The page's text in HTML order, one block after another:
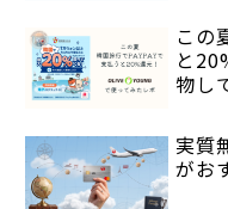
この
と
物し
実質
がお